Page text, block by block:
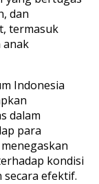
dan
termasuk
anak
Indonesia
dalam
para
kondisi
efektif.